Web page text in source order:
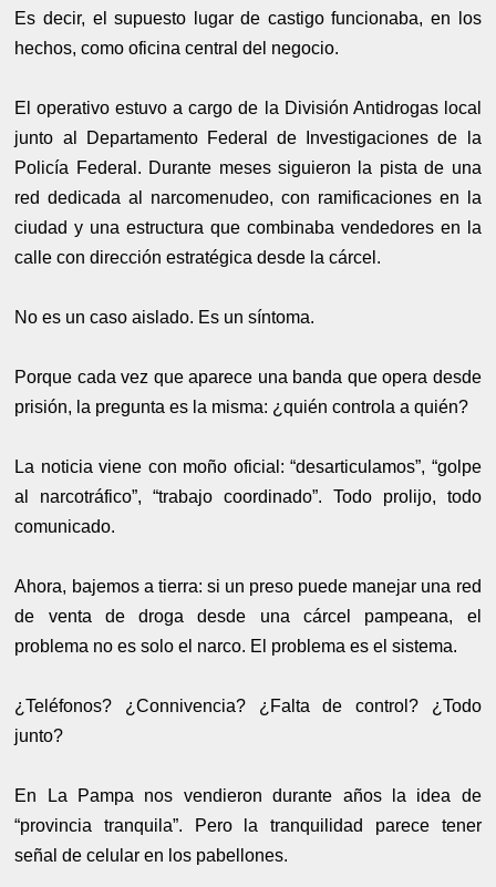
Es decir, el supuesto lugar de castigo funcionaba, en los
hechos, como oficina central del negocio.
El operativo estuvo a cargo de la División Antidrogas local
junto al Departamento Federal de Investigaciones de la
Policía Federal. Durante meses siguieron la pista de una
red dedicada al narcomenudeo, con ramificaciones en la
ciudad y una estructura que combinaba vendedores en la
calle con dirección estratégica desde la cárcel.
No es un caso aislado. Es un síntoma.
Porque cada vez que aparece una banda que opera desde
prisión, la pregunta es la misma: ¿quién controla a quién?
La noticia viene con moño oficial: “desarticulamos”, “golpe
al narcotráfico”, “trabajo coordinado”. Todo prolijo, todo
comunicado.
Ahora, bajemos a tierra: si un preso puede manejar una red
de venta de droga desde una cárcel pampeana, el
problema no es solo el narco. El problema es el sistema.
¿Teléfonos? ¿Connivencia? ¿Falta de control? ¿Todo
junto?
En La Pampa nos vendieron durante años la idea de
“provincia tranquila”. Pero la tranquilidad parece tener
señal de celular en los pabellones.